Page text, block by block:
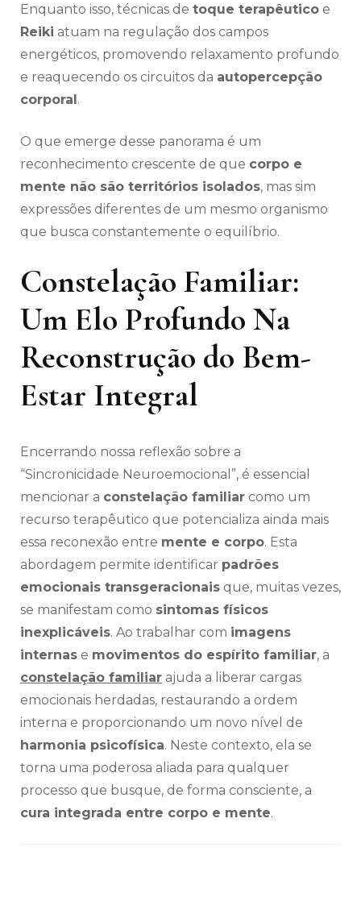
Enquanto isso, técnicas de toque terapêutico e
Reiki atuam na regulação dos campos
energéticos, promovendo relaxamento profundo
e reaquecendo os circuitos da autopercepção
corporal.
O que emerge desse panorama é um
reconhecimento crescente de que corpo e
mente não são territórios isolados, mas sim
expressões diferentes de um mesmo organismo
que busca constantemente o equilíbrio.
Constelação Familiar:
Um Elo Profundo Na
Reconstrução do Bem-
Estar Integral
Encerrando nossa reflexão sobre a
“Sincronicidade Neuroemocional”, é essencial
mencionar a constelação familiar como um
recurso terapêutico que potencializa ainda mais
essa reconexão entre mente e corpo. Esta
abordagem permite identificar padrões
emocionais transgeracionais que, muitas vezes,
se manifestam como sintomas físicos
inexplicáveis. Ao trabalhar com imagens
internas e movimentos do espírito familiar, a
constelação familiar ajuda a liberar cargas
emocionais herdadas, restaurando a ordem
interna e proporcionando um novo nível de
harmonia psicofísica. Neste contexto, ela se
torna uma poderosa aliada para qualquer
processo que busque, de forma consciente, a
cura integrada entre corpo e mente.